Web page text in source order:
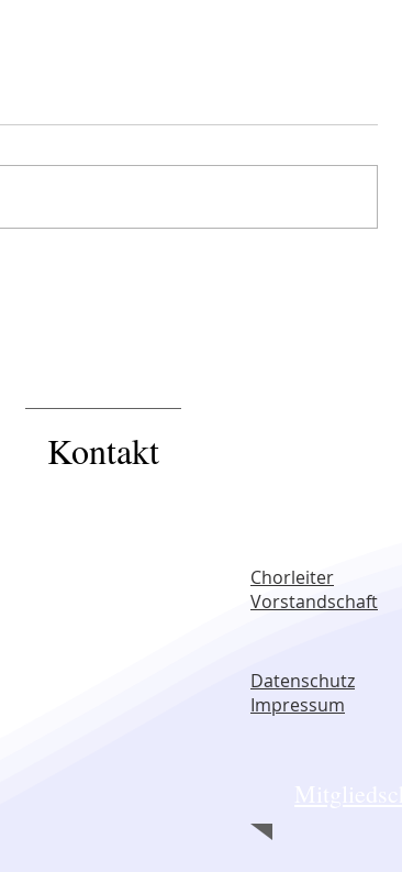
Kontakt
Chorleiter
Vorstandschaft
Datenschutz
Impressum